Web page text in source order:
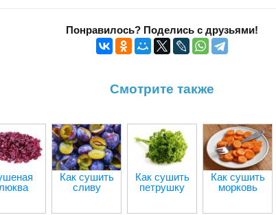
Понравилось? Поделись с друзьями!
Смотрите также
Как сушить
сливу
Как сушить
петрушку
Как сушить
морковь